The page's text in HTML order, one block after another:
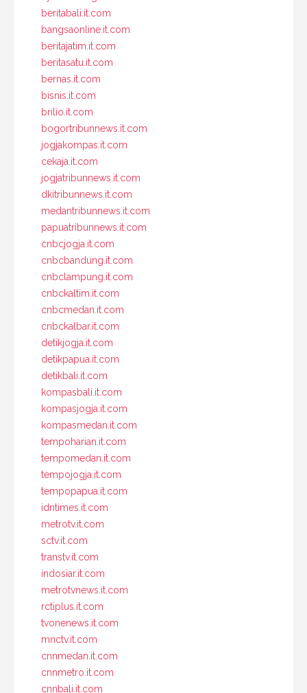
beritabali.it.com
bangsaonline.it.com
beritajatim.it.com
beritasatu.it.com
bernas.it.com
bisnis.it.com
brilio.it.com
bogortribunnews.it.com
jogjakompas.it.com
cekaja.it.com
jogjatribunnews.it.com
dkitribunnews.it.com
medantribunnews.it.com
papuatribunnews.it.com
cnbcjogja.it.com
cnbcbandung.it.com
cnbclampung.it.com
cnbckaltim.it.com
cnbcmedan.it.com
cnbckalbar.it.com
detikjogja.it.com
detikpapua.it.com
detikbali.it.com
kompasbali.it.com
kompasjogja.it.com
kompasmedan.it.com
tempoharian.it.com
tempomedan.it.com
tempojogja.it.com
tempopapua.it.com
idntimes.it.com
metrotv.it.com
sctv.it.com
transtv.it.com
indosiar.it.com
metrotvnews.it.com
rctiplus.it.com
tvonenews.it.com
mnctv.it.com
cnnmedan.it.com
cnnmetro.it.com
cnnbali.it.com